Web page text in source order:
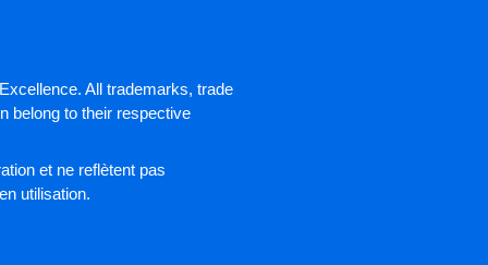
All trademarks, trade
belong to their respective
et ne reflètent pas
utilisation.